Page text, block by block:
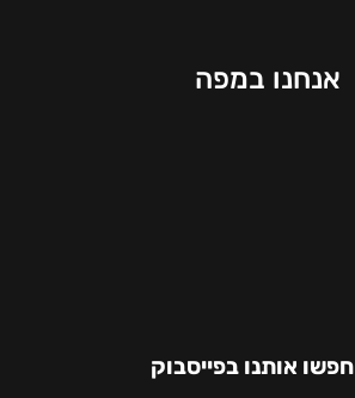
אנחנו במפה
חפשו אותנו בפייסבוק